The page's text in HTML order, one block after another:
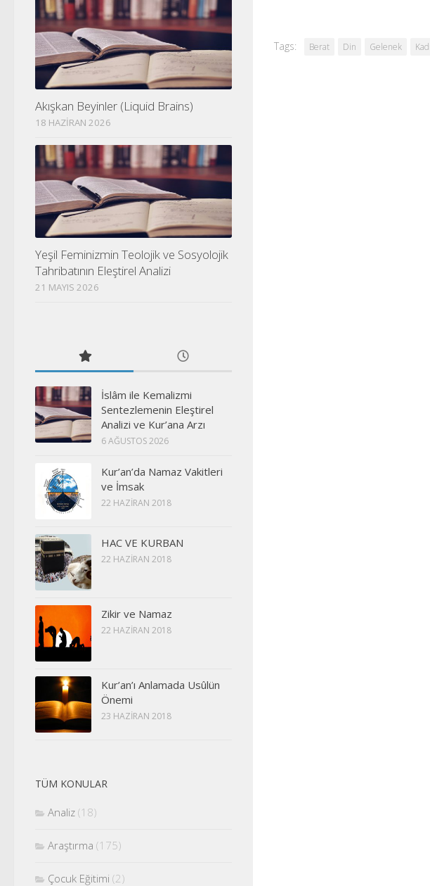
Tags: Berat Din Gelenek
Akışkan Beyinler (Liquid Brains)
18 HAZIRAN 2026
Yeşil Feminizmin Teolojik ve Sosyolojik
Tahribatının Eleştirel Analizi
21 MAYIS 2026
İslâm ile Kemalizmi
Sentezlemenin Eleştirel
Analizi ve Kur’ana Arzı
6 AĞUSTOS 2026
Kur’an’da Namaz Vakitleri
ve İmsak
22 HAZIRAN 2018
HAC VE KURBAN
22 HAZIRAN 2018
Zikir ve Namaz
22 HAZIRAN 2018
Kur’an’ı Anlamada Usûlün
Önemi
23 HAZIRAN 2018
TÜM KONULAR
Analiz (18)
Araştırma (175)
Çocuk Eğitimi (2)